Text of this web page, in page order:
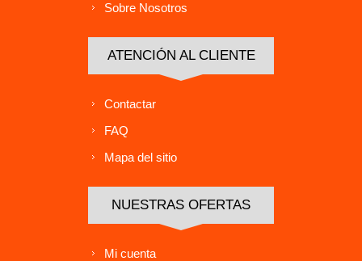
Sobre Nosotros
ATENCIÓN AL CLIENTE
Contactar
FAQ
Mapa del sitio
NUESTRAS OFERTAS
Mi cuenta